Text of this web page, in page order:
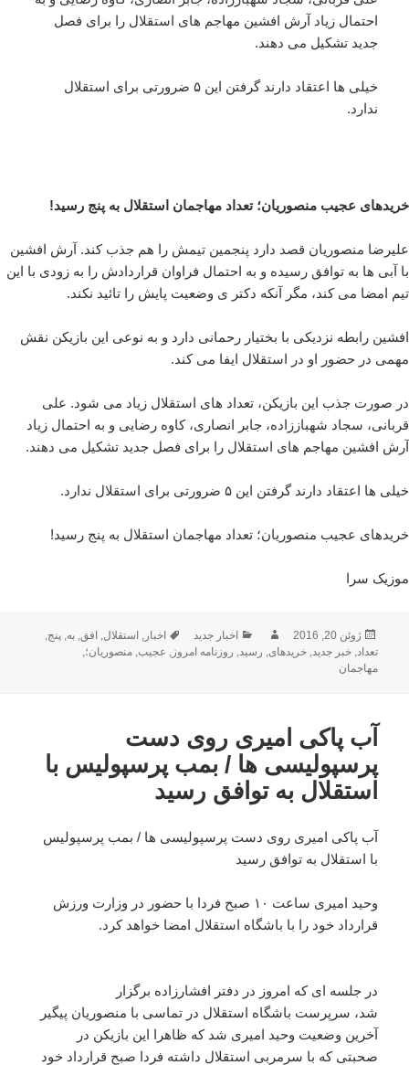
احتمال زیاد آرش افشین مهاجم های استقلال را برای فصل
جدید تشکیل می دهند.
خیلی ها اعتقاد دارند گرفتن این ۵ ضرورتی برای استقلال
ندارد.
خریدهای عجیب منصوریان؛ تعداد مهاجمان استقلال به پنج رسید!
علیرضا منصوریان قصد دارد پنجمین تیمش را هم جذب کند. آرش افشین
با آبی ها به توافق رسیده و به احتمال فراوان قراردادش را به زودی با این
تیم امضا می کند، مگر آنکه دکتر ی وضعیت پایش را تائید نکند.
افشین رابطه نزدیکی با بختیار رحمانی دارد و به نوعی این بازیکن نقش
مهمی در حضور او در استقلال ایفا می کند.
در صورت جذب این بازیکن، تعداد های استقلال زیاد می شود. علی
قربانی، سجاد شهباززاده، جابر انصاری، کاوه رضایی و به احتمال زیاد
آرش افشین مهاجم های استقلال را برای فصل جدید تشکیل می دهند.
خیلی ها اعتقاد دارند گرفتن این ۵ ضرورتی برای استقلال ندارد.
خریدهای عجیب منصوریان؛ تعداد مهاجمان استقلال به پنج رسید!
موزیک سرا
ارسال
شده
در
ژوئن 20, 2016 نویسندهدسته‌ها
اخبار جدید برچسب‌ها
اخبار, استقلال, افق,به,پنج,
تعداد,خبر جدید,خریدهای, رسید, روزنامه امروز, عجیب,منصوریان؛,
مهاجمان
آب پاکی امیری روی دست
پرسپولیسی ها / بمب پرسپولیس با
استقلال به توافق رسید
آب پاکی امیری روی دست پرسپولیسی ها / بمب پرسپولیس
با استقلال به توافق رسید
وحید امیری ساعت ۱۰ صبح فردا با حضور در وزارت ورزش
قرارداد خود را با باشگاه استقلال امضا خواهد کرد.
در جلسه ای که امروز در دفتر افشارزاده برگزار
شد، سرپرست باشگاه استقلال در تماسی با منصوریان پیگیر
آخرین وضعیت وحید امیری شد که ظاهرا این بازیکن در
صحبتی که با سرمربی استقلال داشته فردا صبح قرارداد خود